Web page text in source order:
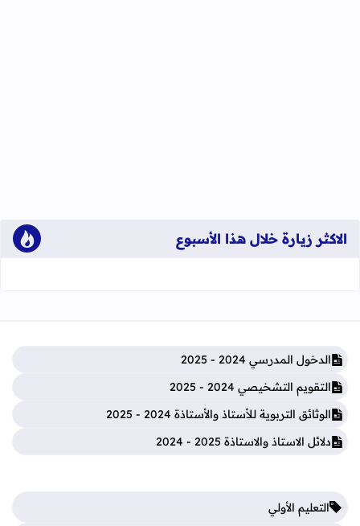
الاكثر زيارة خلال هذا الأسبوع
الدخول المدرسي 2024 - 2025
التقويم التشخيصي 2024 - 2025
الوثائق التربوية للأستاذ والأستاذة 2024 - 2025
دلائل الاستاذ والاستاذة 2025 - 2024
التعليم الأولي